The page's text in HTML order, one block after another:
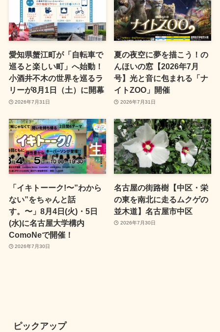
愛知県蟹江町が「自転車で
巡ると楽しい町」へ始動！
小酒井不木の世界を巡るラ
リーが8月1日（土）に開幕
2026年7月31日
夏の夜空に夢を描こう！の
んほいの窓【2026年7月
号】光と音に包まれる「ナ
イトZOO」開催
2026年7月31日
「イキトーーク!〜”わから
ない”をちゃんと話
す。〜」8月4日(火)・5日
(水)に名古屋大学構内
ComoNeで開催！
2026年7月30日
名古屋の街路樹【中区・栄
の東を南北に走るムクゲの
並木道】名古屋市中区
2026年7月30日
ピックアップ